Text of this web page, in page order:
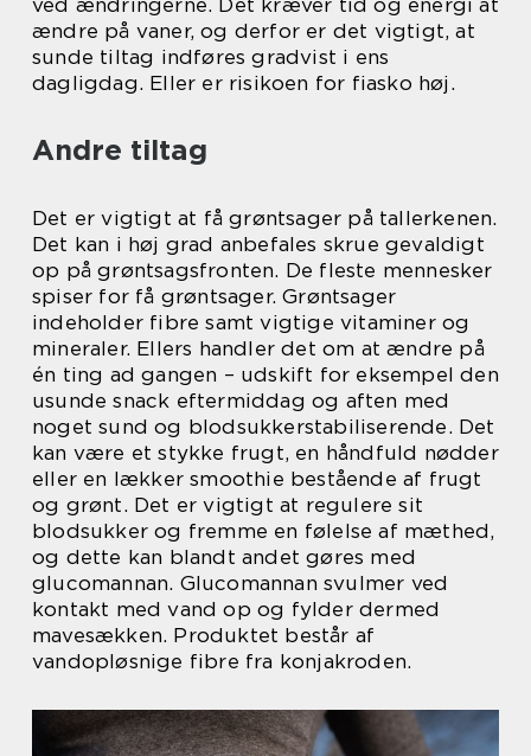
ved ændringerne. Det kræver tid og energi at
ændre på vaner, og derfor er det vigtigt, at
sunde tiltag indføres gradvist i ens
dagligdag. Eller er risikoen for fiasko høj.
Andre tiltag
Det er vigtigt at få grøntsager på tallerkenen.
Det kan i høj grad anbefales skrue gevaldigt
op på grøntsagsfronten. De fleste mennesker
spiser for få grøntsager. Grøntsager
indeholder fibre samt vigtige vitaminer og
mineraler. Ellers handler det om at ændre på
én ting ad gangen – udskift for eksempel den
usunde snack eftermiddag og aften med
noget sund og blodsukkerstabiliserende. Det
kan være et stykke frugt, en håndfuld nødder
eller en lækker smoothie bestående af frugt
og grønt. Det er vigtigt at regulere sit
blodsukker og fremme en følelse af mæthed,
og dette kan blandt andet gøres med
glucomannan. Glucomannan svulmer ved
kontakt med vand op og fylder dermed
mavesækken. Produktet består af
vandopløsnige fibre fra konjakroden.